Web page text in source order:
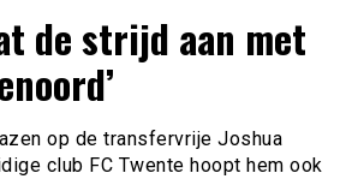
de strijd aan met
op de transfervrije Joshua
club FC Twente hoopt hem ook